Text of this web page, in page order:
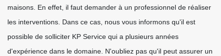
maisons. En effet, il faut demander à un professionnel de réaliser
les interventions. Dans ce cas, nous vous informons qu'il est
possible de solliciter KP Service qui a plusieurs années
d'expérience dans le domaine. N'oubliez pas qu'il peut assurer un